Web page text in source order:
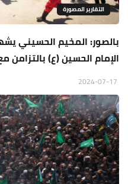
التقارير المصورة
بالصور: المخيم الحسيني
الإمام الحسين (ع)